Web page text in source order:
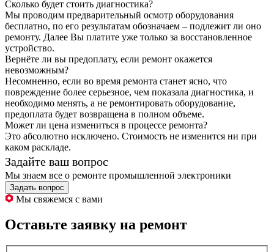
Сколько будет стоить диагностика?
Мы проводим предварительный осмотр оборудования
бесплатно, по его результатам обозначаем – подлежит ли оно
ремонту. Далее Вы платите уже только за восстановленное
устройство.
Вернёте ли вы предоплату, если ремонт окажется
невозможным?
Несомненно, если во время ремонта станет ясно, что
повреждение более серьезное, чем показала диагностика, и
необходимо менять, а не ремонтировать оборудование,
предоплата будет возвращена в полном объеме.
Может ли цена измениться в процессе ремонта?
Это абсолютно исключено. Стоимость не изменится ни при
каком раскладе.
Задайте ваш вопрос
Мы знаем все о ремонте промышленной электроники
Задать вопрос
Мы свяжемся с вами
Оставьте заявку на ремонт